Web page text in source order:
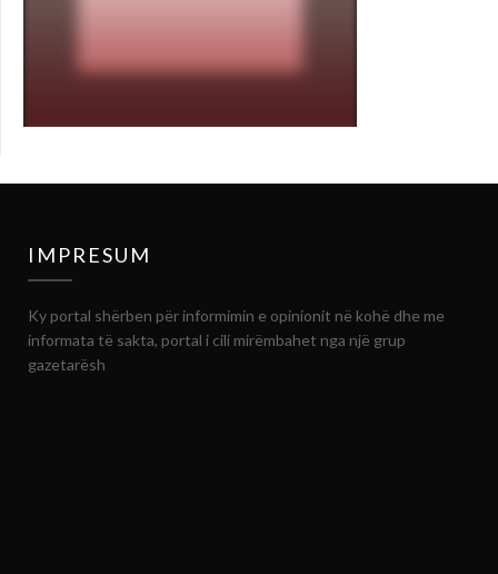
IMPRESUM
Ky portal shërben për informimin e opinionit në kohë dhe me
informata të sakta, portal i cili mirëmbahet nga një grup
gazetarësh